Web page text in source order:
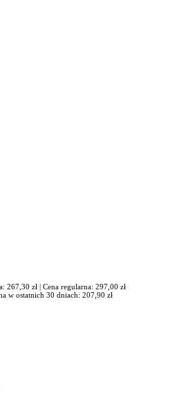
267,30 zł | Cena regularna: 297,00 zł
w ostatnich 30 dniach: 207,90 zł